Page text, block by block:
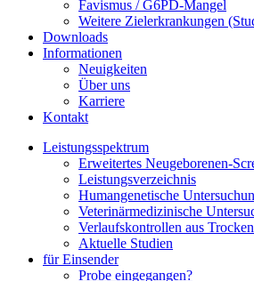
Favismus / G6PD-Mangel
Weitere Zielerkrankungen
Downloads
Informationen
Neuigkeiten
Über uns
Karriere
Kontakt
Leistungsspektrum
Erweitertes Neugeborenen-
Leistungsverzeichnis
Humangenetische
Veterinärmedizinische
Verlaufskontrollen aus
Aktuelle Studien
für Einsender
Probe eingegangen?